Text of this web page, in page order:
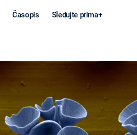
Časopis Sledujte prima+
technika
KORONAVIRUS
VESMÍR